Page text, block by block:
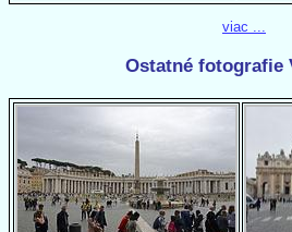
viac ...
Ostatné fotografie